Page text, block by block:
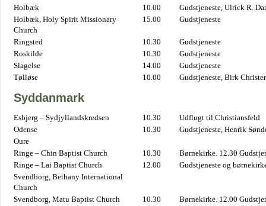
Holbæk 10.00
Gudstjeneste, Ulrick R.
Holbæk, Holy Spirit Missionary
Church
15.00 Gudstjeneste
Ringsted 10.30
Gudstjeneste
Roskilde
10.30
Gudstjeneste
Slagelse
14.00
Gudstjeneste
Tølløse
10.00 Gudstjeneste, Birk
Syddanmark
Esbjerg – Sydjyllandskredsen 10.30
Udflugt til Christiansfeld
Odense
10.30
Gudstjeneste, Henrik
Oure
Ringe – Chin Baptist Church
10.30
Børnekirke. 12.30
Ringe – Lai Baptist Church
12.00
Gudstjeneste og
Svendborg, Bethany International
Church
Svendborg, Matu Baptist Church
10.30
Børnekirke. 12.00